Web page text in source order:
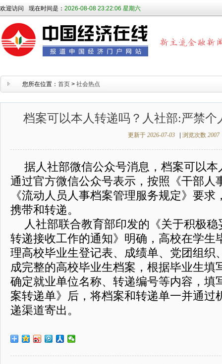
欢迎访问 现在时间是： 2026-08-08 23:22:06 星期六
您所在位置： 首页 > 社会热点
档案可以本人转递吗？人社部:严禁个
更新于 2026-07-03 浏览次数 2007
据人社部微信公众号消息，档案可以
通过官方微信公众号表示，按照《干部人
《流动人员人事档案管理服务规定》要
携带和转递。
人社部联合教育部印发的《关于积极
转递接收工作的通知》明确，高校在学生
理高校毕业生登记表、成绩单、党团组织
成完整的高校毕业生档案，根据毕业生填
确定就业单位名称、转递编号等内容，填
案转递单》后，将档案和转递单一并通过
递渠道寄出。